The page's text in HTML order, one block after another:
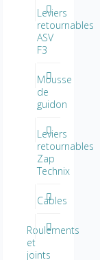
Leviers
retournables
ASV
F3
Mousse
de
guidon
Leviers
retournables
Zap
Technix
Cables
Roulements
et
joints